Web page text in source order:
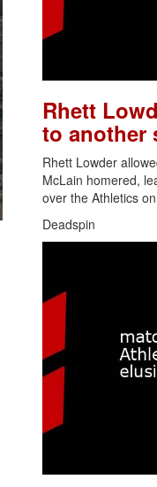
Rhett
to another
Rhett Lowder
McLain homered,
over the Athletics
Deadspin